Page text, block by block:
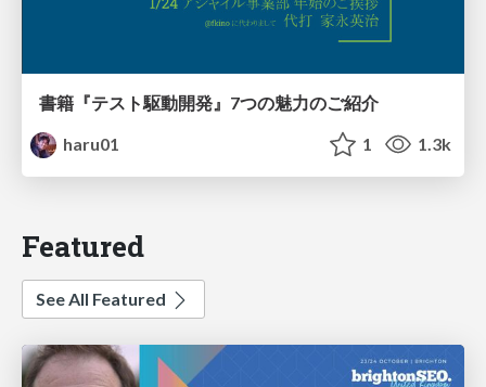
書籍『テスト駆動開発』7つの魅力のご紹介
haru01
1 1.3k
Featured
See All Featured